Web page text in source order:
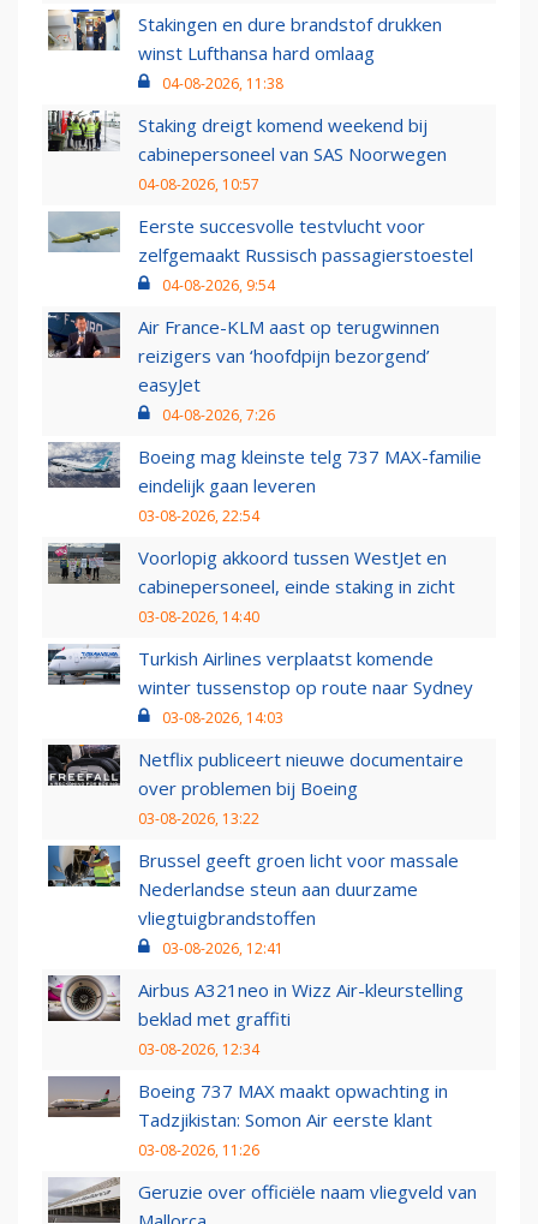
Stakingen en dure brandstof drukken
winst Lufthansa hard omlaag
04-08-2026, 11:38
Staking dreigt komend weekend bij
cabinepersoneel van SAS Noorwegen
04-08-2026, 10:57
Eerste succesvolle testvlucht voor
zelfgemaakt Russisch passagierstoestel
04-08-2026, 9:54
Air France-KLM aast op terugwinnen
reizigers van ‘hoofdpijn bezorgend’
easyJet
04-08-2026, 7:26
Boeing mag kleinste telg 737 MAX-familie
eindelijk gaan leveren
03-08-2026, 22:54
Voorlopig akkoord tussen WestJet en
cabinepersoneel, einde staking in zicht
03-08-2026, 14:40
Turkish Airlines verplaatst komende
winter tussenstop op route naar Sydney
03-08-2026, 14:03
Netflix publiceert nieuwe documentaire
over problemen bij Boeing
03-08-2026, 13:22
Brussel geeft groen licht voor massale
Nederlandse steun aan duurzame
vliegtuigbrandstoffen
03-08-2026, 12:41
Airbus A321neo in Wizz Air-kleurstelling
beklad met graffiti
03-08-2026, 12:34
Boeing 737 MAX maakt opwachting in
Tadzjikistan: Somon Air eerste klant
03-08-2026, 11:26
Geruzie over officiële naam vliegveld van